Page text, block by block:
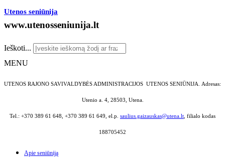
Utenos seniūnija
www.utenosseniunija.lt
Ieškoti...
MENU
UTENOS RAJONO SAVIVALDYBĖS ADMINISTRACIJOS UTENOS SENIŪNIJA. Adresas:
Utenio a. 4, 28503, Utena.
Tel.: +370 389 61 648, +370 389 61 649, el.p. saulius.gaizauskas@utena.lt, filialo kodas
188705452
Apie seniūniją